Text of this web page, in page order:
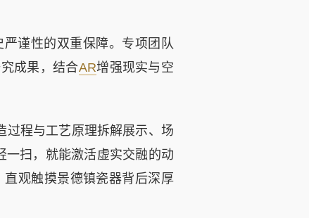
严谨性的双重保障。专项团队
成果，结合AR增强现实与空
程与工艺原理拆解展示、场
一扫，就能激活虚实交融的动
观触摸景德镇瓷器背后深厚